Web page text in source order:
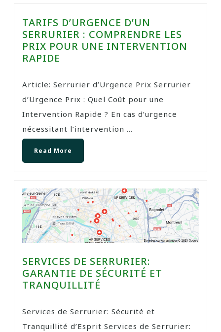
TARIFS D’URGENCE D’UN
SERRURIER : COMPRENDRE LES
PRIX POUR UNE INTERVENTION
RAPIDE
Article: Serrurier d’Urgence Prix Serrurier
d’Urgence Prix : Quel Coût pour une
Intervention Rapide ? En cas d’urgence
nécessitant l’intervention ...
Read More
SERVICES DE SERRURIER:
GARANTIE DE SÉCURITÉ ET
TRANQUILLITÉ
Services de Serrurier: Sécurité et
Tranquillité d’Esprit Services de Serrurier: